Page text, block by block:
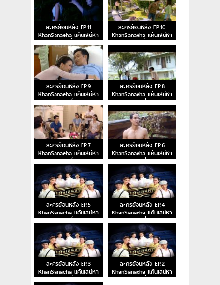
ละครย้อนหลัง EP.11
KhanSanaeha แค้นเสน่หา
ตอนที่ 11
ละครย้อนหลัง EP.10
KhanSanaeha แค้นเสน่หา
ตอนที่ 10
ละครย้อนหลัง EP.9
KhanSanaeha แค้นเสน่หา
ตอนที่ 9
ละครย้อนหลัง EP.8
KhanSanaeha แค้นเสน่หา
ตอนที่ 8
ละครย้อนหลัง EP.7
KhanSanaeha แค้นเสน่หา
ตอนที่ 7
ละครย้อนหลัง EP.6
KhanSanaeha แค้นเสน่หา
ตอนที่ 6
ละครย้อนหลัง EP.5
KhanSanaeha แค้นเสน่หา
ตอนที่ 5
ละครย้อนหลัง EP.4
KhanSanaeha แค้นเสน่หา
ตอนที่ 4
ละครย้อนหลัง EP.3
KhanSanaeha แค้นเสน่หา
ตอนที่ 3
ละครย้อนหลัง EP.2
KhanSanaeha แค้นเสน่หา
ตอนที่ 2